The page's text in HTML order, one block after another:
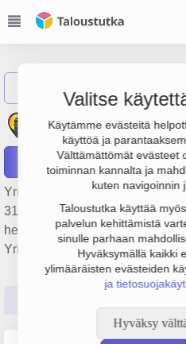
Valitse
Käytämme evästeitä
käyttöä ja
Välttämättömät evästeet
toiminnan kannalta ja
kuten navigoinnin
Taloustutka käyttää
palvelun kehittämistä
sinulle parhaan
Hyväksymällä kaikki
ylimääräisten evästeiden
ja
Hyväksy
Vaasan
Raportit
Yrityksen Vaasan Ulataksi Oy
315 000 €. Sen päätoimiala on
henkilökuljetus,
Yrityksen yhtiömuoto